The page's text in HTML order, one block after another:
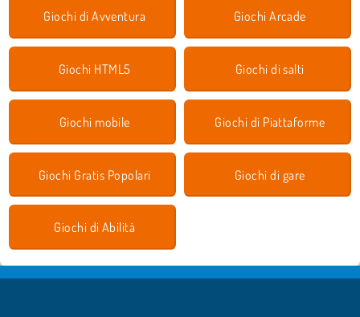
Giochi di Avventura Giochi Arcade
Giochi HTML5 Giochi di salti
Giochi mobile Giochi di Piattaforme
Giochi Gratis Popolari Giochi di gare
Giochi di Abilità